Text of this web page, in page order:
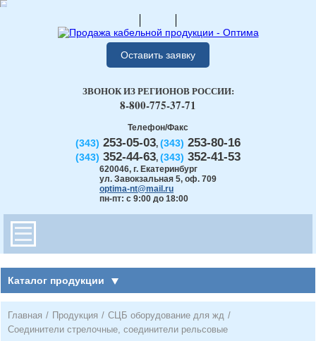
Оставить заявку
Телефон/Факс
(343) 253-05-03, (343) 253-80-16
(343) 352-44-63, (343) 352-41-53
620046, г. Екатеринбург
ул. Завокзальная 5, оф. 709
optima-nt@mail.ru
пн-пт: с 9:00 до 18:00
ЗВОНОК ИЗ РЕГИОНОВ РОССИИ:
8-800-775-37-71
Каталог продукции
Главная / Продукция / СЦБ оборудование для жд /
Соединители стрелочные, соединители рельсовые